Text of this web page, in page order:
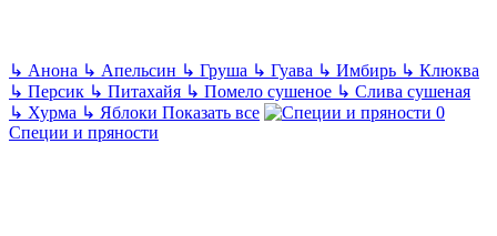
↳ Анона ↳ Апельсин ↳ Груша ↳ Гуава ↳ Имбирь ↳ Клюква
↳ Персик ↳ Питахайя ↳ Помело сушеное ↳ Слива сушеная
↳ Хурма ↳ Яблоки Показать все
Специи и пряности